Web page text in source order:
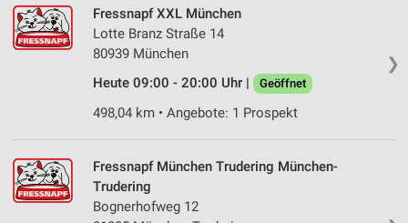
❯
Fressnapf XXL München
Lotte Branz Straße 14
80939 München
Heute 09:00 - 20:00 Uhr |
Geöffnet
498,04 km • Angebote: 1 Prospekt
Fressnapf München Trudering München-
Trudering
Bognerhofweg 12
Messung der Werbeleistung
Analyse von Zielgruppen durch Statistiken oder
Kombinationen von Daten aus verschiedenen
Entwicklung und Verbesserung der Angebote
Verwendung reduzierter Daten zur Auswahl von